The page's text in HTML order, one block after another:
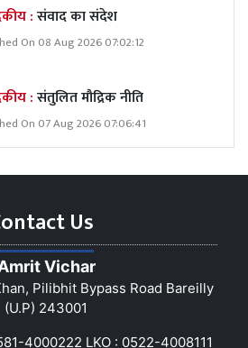
:संवाद का संदेश
On 08 Aug 2026 07:02:12
:संतुलित मौद्रिक नीति
On 07 Aug 2026 07:06:41
Us
Vichar
Pilibhit Bypass Road Bareilly
(U.P) 243001
4000222 LKO : 0522-4008111